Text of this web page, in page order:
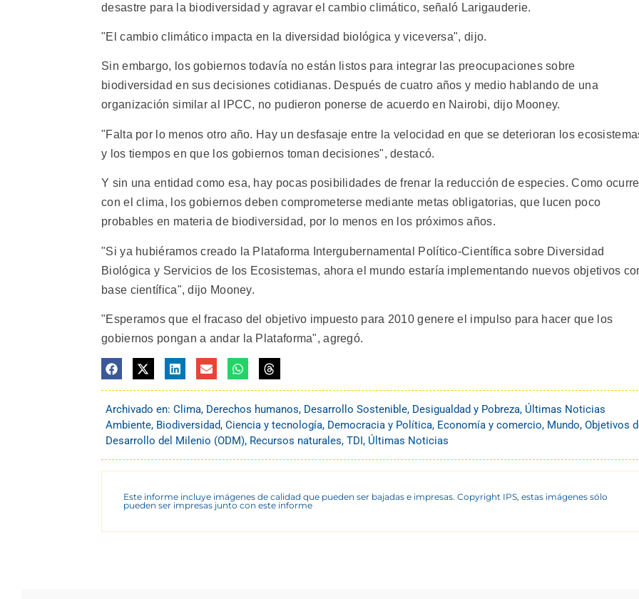
desastre para la biodiversidad y agravar el cambio climático, señaló Larigauderie.
"El cambio climático impacta en la diversidad biológica y viceversa", dijo.
Sin embargo, los gobiernos todavía no están listos para integrar las preocupaciones sobre
biodiversidad en sus decisiones cotidianas. Después de cuatro años y medio hablando de una
organización similar al IPCC, no pudieron ponerse de acuerdo en Nairobi, dijo Mooney.
"Falta por lo menos otro año. Hay un desfasaje entre la velocidad en que se deterioran los
y los tiempos en que los gobiernos toman decisiones", destacó.
Y sin una entidad como esa, hay pocas posibilidades de frenar la reducción de especies. Como ocurre
con el clima, los gobiernos deben comprometerse mediante metas obligatorias, que lucen poco
probables en materia de biodiversidad, por lo menos en los próximos años.
"Si ya hubiéramos creado la Plataforma Intergubernamental Político-Científica sobre Diversidad
Biológica y Servicios de los Ecosistemas, ahora el mundo estaría implementando nuevos objetivos
base científica", dijo Mooney.
"Esperamos que el fracaso del objetivo impuesto para 2010 genere el impulso para hacer que los
gobiernos pongan a andar la Plataforma", agregó.
Archivado en: Clima, Derechos humanos, Desarrollo Sostenible, Desigualdad y Pobreza, Últimas Noticias
Ambiente, Biodiversidad, Ciencia y tecnología, Democracia y Política, Economía y comercio, Mundo, Objetivos
Desarrollo del Milenio (ODM), Recursos naturales, TDI, Últimas Noticias
Este informe incluye imágenes de calidad que pueden ser bajadas e impresas. Copyright IPS, estas imágenes sólo
pueden ser impresas junto con este informe